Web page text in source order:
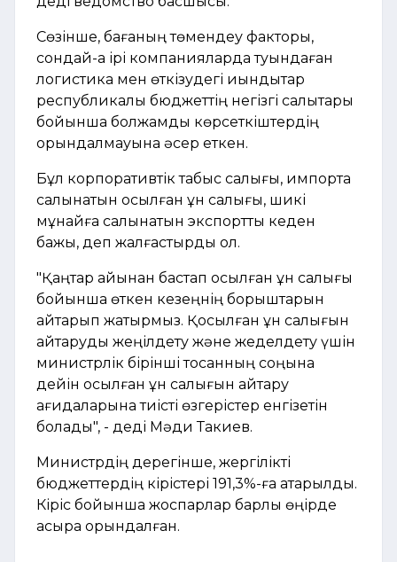
Сөзінше, бағаның төмендеу факторы,
сондай-ақ ірі компанияларда туындаған
логистика мен өткізудегі қиындықтар
республикалық бюджеттің негізгі салықтары
бойынша болжамды көрсеткіштердің
орындалмауына әсер еткен.
Бұл корпоративтік табыс салығы, импортқа
салынатын қосылған құн салығы, шикі
мұнайға салынатын экспорттық кеден
бажы, деп жалғастырды ол.
"Қаңтар айынан бастап қосылған құн салығы
бойынша өткен кезеңнің борыштарын
қайтарып жатырмыз. Қосылған құн салығын
қайтаруды жеңілдету және жеделдету үшін
министрлік бірінші тоқсанның соңына
дейін қосылған құн салығын қайтару
қағидаларына тиісті өзгерістер енгізетін
болады", - деді Мәди Такиев.
Министрдің дерегінше, жергілікті
бюджеттердің кірістері 191,3%-ға атқарылды.
Кіріс бойынша жоспарлар барлық өңірде
асыра орындалған.